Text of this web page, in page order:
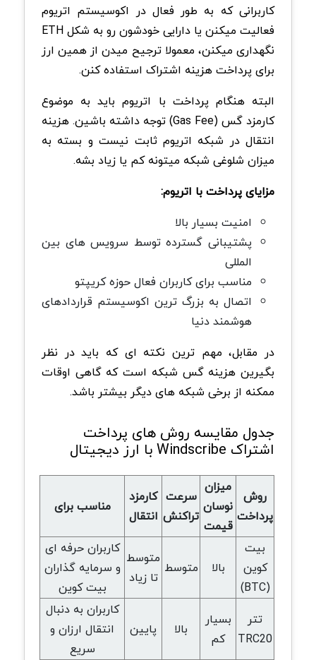
کاربرانی که به طور فعال در اکوسیستم اتریوم
فعالیت میکنن یا دارایی خودشون رو به شکل ETH
نگهداری میکنن، معمولا ترجیح میدن از همین ارز
برای پرداخت هزینه اشتراک استفاده کنن.
البته هنگام پرداخت با اتریوم باید به موضوع
کارمزد گس (Gas Fee) توجه داشته باشین. هزینه
انتقال در شبکه اتریوم ثابت نیست و بسته به
میزان شلوغی شبکه میتونه کم یا زیاد بشه.
مزایای پرداخت با اتریوم:
امنیت بسیار بالا
پشتیبانی گسترده توسط سرویس های بین
المللی
مناسب برای کاربران فعال حوزه کریپتو
اتصال به بزرگ ترین اکوسیستم قراردادهای
هوشمند دنیا
در مقابل، مهم ترین نکته ای که باید در نظر
بگیرین هزینه گس شبکه است که گاهی اوقات
ممکنه از برخی شبکه های دیگر بیشتر باشد.
جدول مقایسه روش های پرداخت
اشتراک Windscribe با ارز دیجیتال
روش
پرداخت
میزان
نوسان
قیمت
سرعت
تراکنش
کارمزد
انتقال
مناسب برای
بیت
کوین
(BTC)
بالا متوسط متوسط
تا زیاد
کاربران حرفه ای
و سرمایه گذاران
بیت کوین
تتر
TRC20
بسیار
کم
بالا پایین
کاربران به دنبال
انتقال ارزان و
سریع